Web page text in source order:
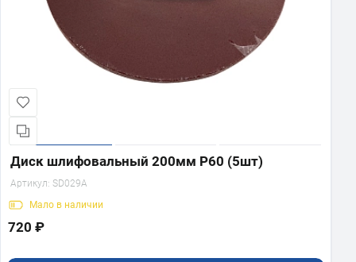
Диск шлифовальный 200мм Р60 (5шт)
Артикул: SD029A
Мало в наличии
720 ₽